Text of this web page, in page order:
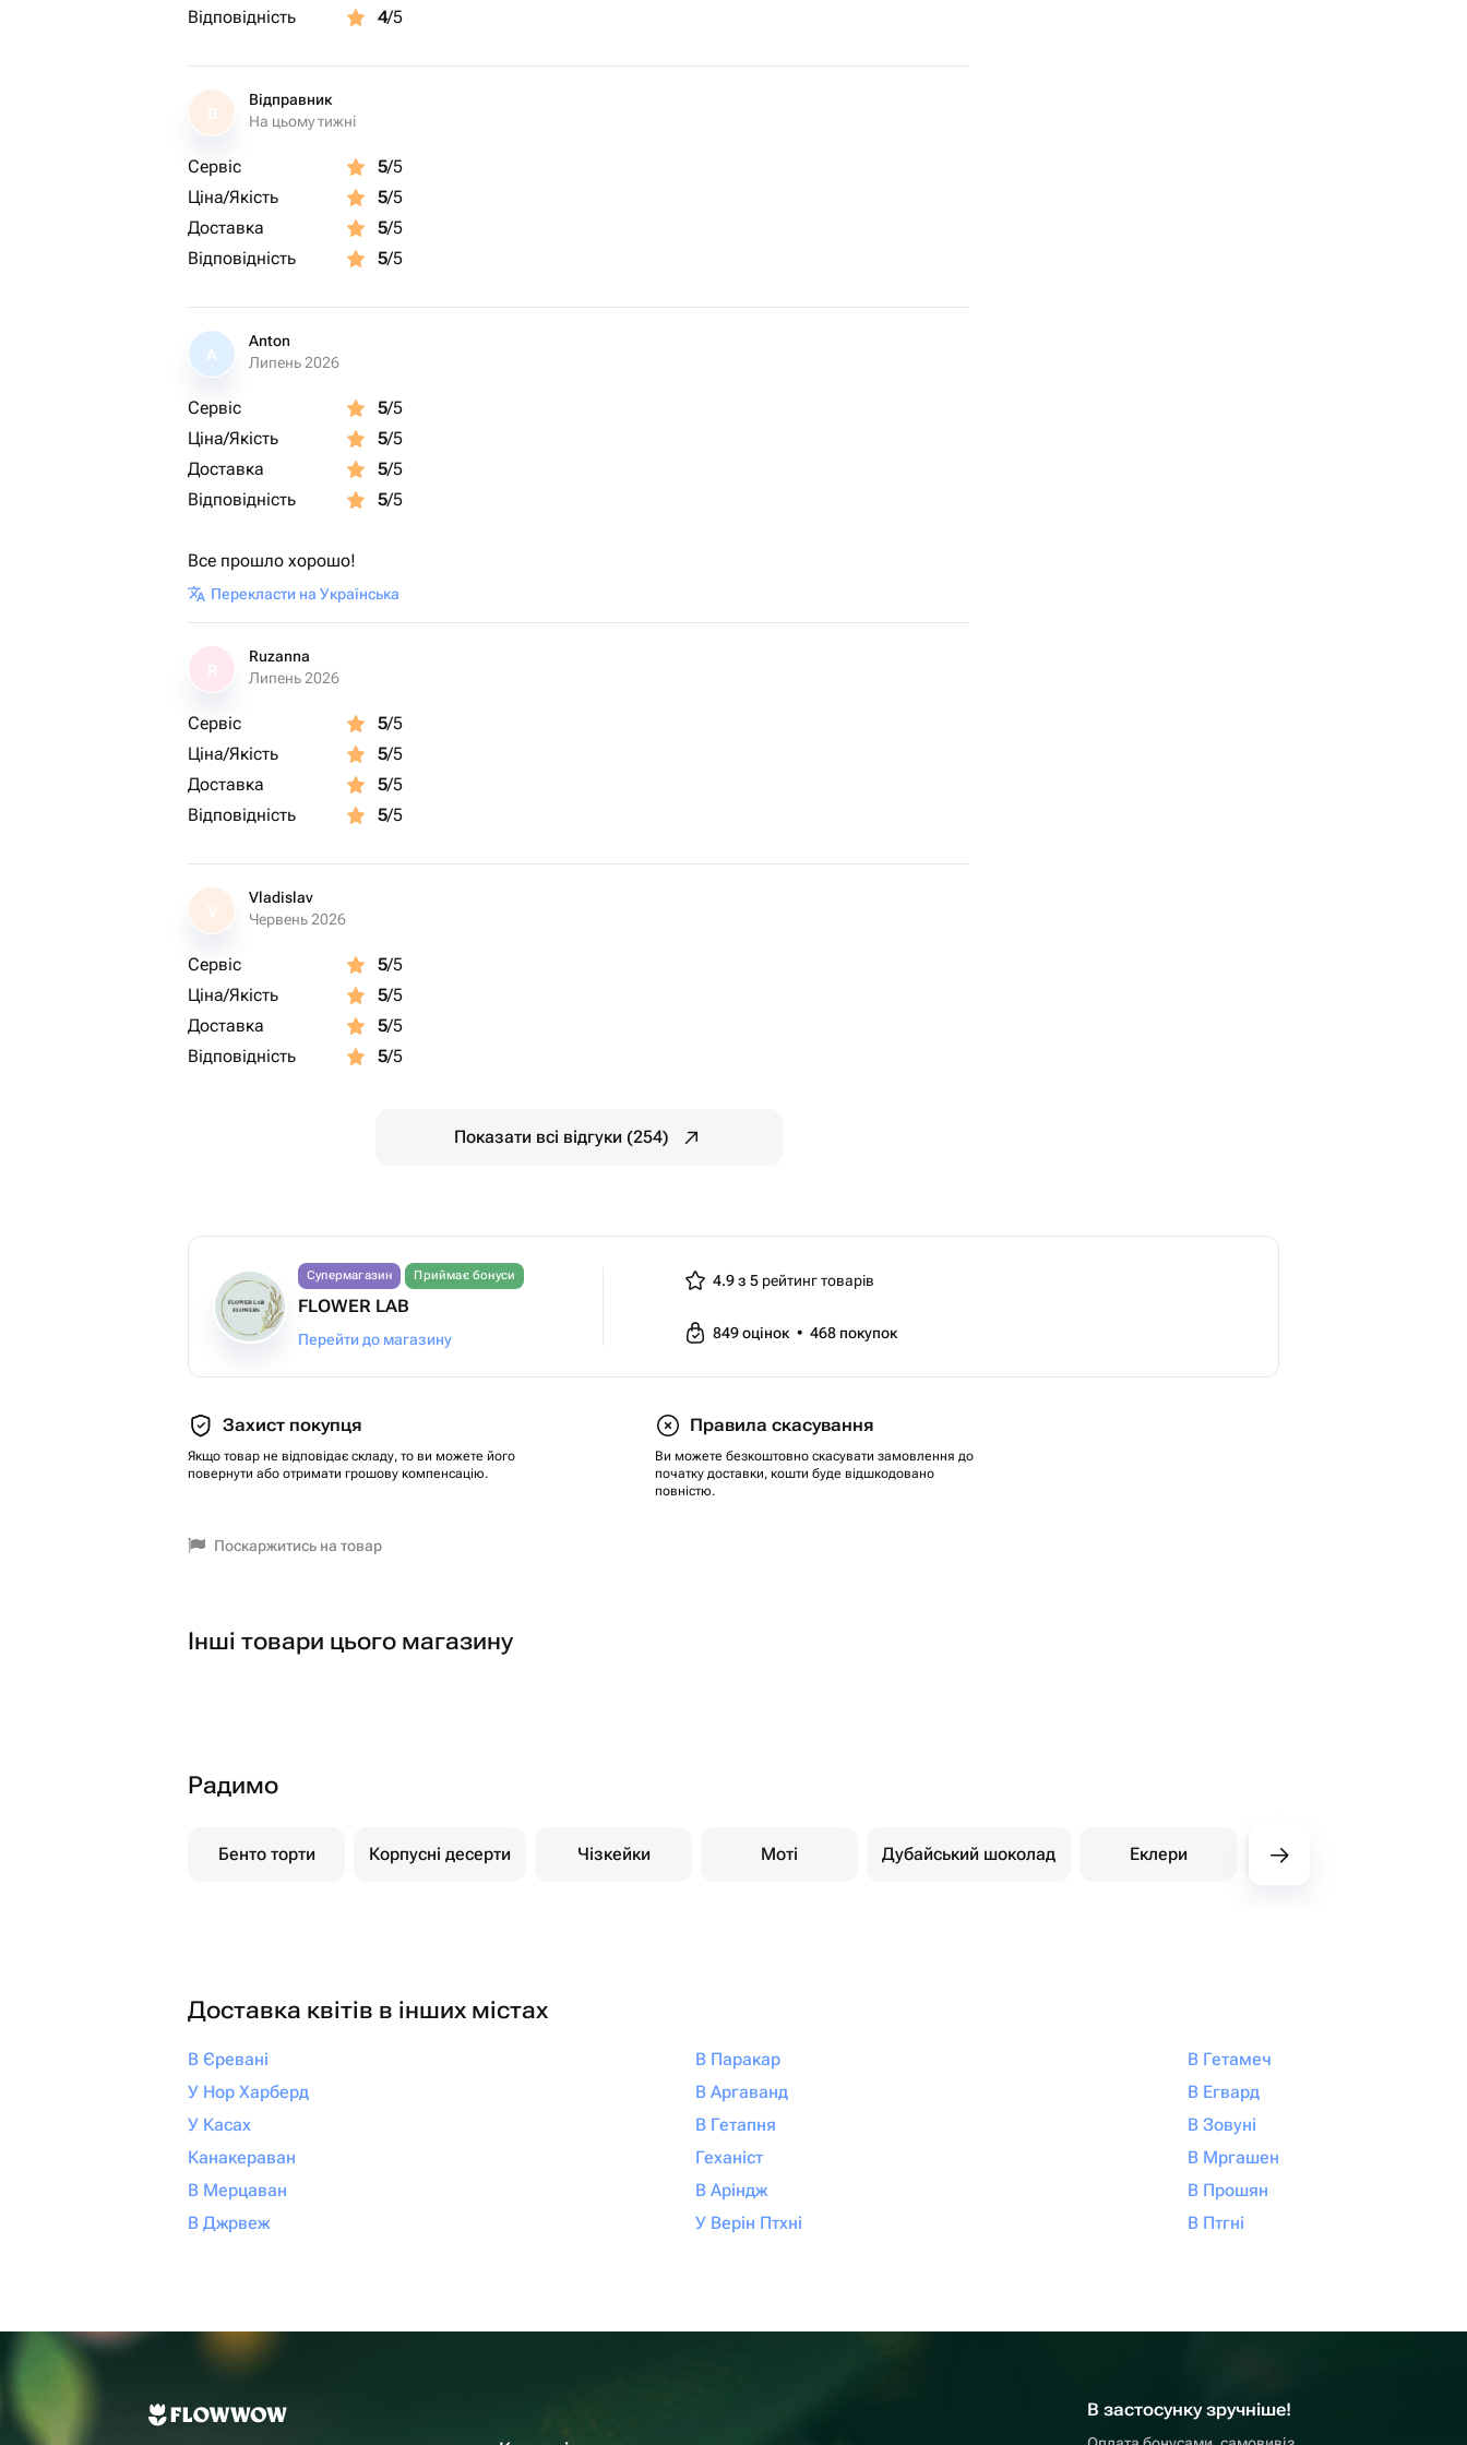
Відповідність
4/5
В
Відправник
На цьому тижні
Сервіс 5/5
Ціна/Якість
5/5
Доставка
5/5
Відповідність
5/5
A
Anton
Липень 2026
Сервіс 5/5
Ціна/Якість
5/5
Доставка
5/5
Відповідність
5/5
Все прошло хорошо!
Перекласти на Українська
Ruzanna
Липень 2026
Сервіс 5/5
Ціна/Якість
5/5
Доставка
5/5
Відповідність
5/5
V
Vladislav
Червень 2026
Сервіс 5/5
Ціна/Якість
5/5
Доставка
5/5
Відповідність
5/5
Показати всі відгуки (254)
Супермагазин Приймає бонуси
FLOWER LAB
Перейти до магазину
4.9 з 5 рейтинг товарів
849оцінок • 468 покупок
Захист покупця
Якщо товар не відповідає складу, то ви можете його
повернути або отримати грошову компенсацію.
Правила скасування
Ви можете безкоштовно скасувати замовлення до
початку доставки, кошти буде відшкодовано
повністю.
Поскаржитись на товар
Інші товари цього магазину
Радимо
Бенто торти Корпусні десерти Чізкейки Моті Дубайський шоколад Еклери Східні солодощі
Доставка квітів в інших містах
В Єревані
У Нор Харберд
У Касах
Канакераван
В Мерцаван
В Джрвеж
В Паракар
В Аргаванд
В Гетапня
Геханіст
В Аріндж
У Верін Птхні
В Гетамеч
В Егвард
В Зовуні
В Мргашен
В Прошян
В Птгні
В застосунку зручніше!